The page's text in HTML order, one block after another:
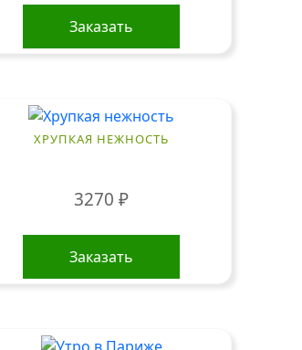
Заказать
ХРУПКАЯ НЕЖНОСТЬ
3270₽
Заказать